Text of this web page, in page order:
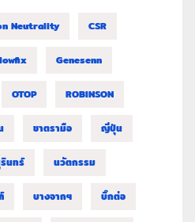
Neutrality CSR
Genesenn
OTOP ROBINSON
ชาตรามือ ญี่ปุ่น
นทร์ นวัตกรรม
บางจากฯ บิ๊กต่อ